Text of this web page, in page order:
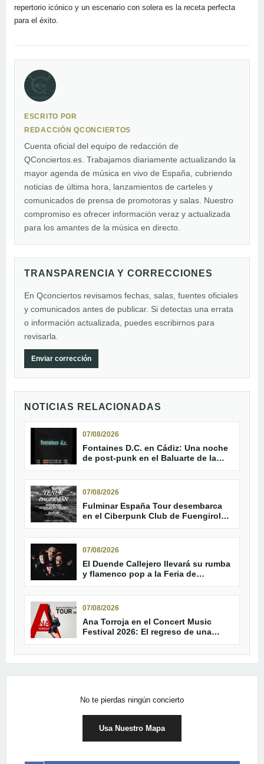
repertorio icónico y un escenario con solera es la receta perfecta
para el éxito.
ESCRITO POR
REDACCIÓN QCONCIERTOS
Cuenta oficial del equipo de redacción de
QConciertos.es. Trabajamos diariamente actualizando la
mayor agenda de música en vivo de España, cubriendo
noticias de última hora, lanzamientos de carteles y
comunicados de prensa de promotoras y salas. Nuestro
compromiso es ofrecer información veraz y actualizada
para los amantes de la música en directo.
TRANSPARENCIA Y CORRECCIONES
En Qconciertos revisamos fechas, salas, fuentes oficiales
y comunicados antes de publicar. Si detectas una errata
o información actualizada, puedes escribirnos para
revisarla.
Enviar corrección
NOTICIAS RELACIONADAS
07/08/2026
Fontaines D.C. en Cádiz: Una noche
de post-punk en el Baluarte de la
07/08/2026
Fulminar España Tour desembarca
en el Ciberpunk Club de Fuengirola
07/08/2026
El Duende Callejero llevará su rumba
y flamenco pop a la Feria de
07/08/2026
Ana Torroja en el Concert Music
Festival 2026: El regreso de una
No te pierdas ningún concierto
Usa Nuestro Mapa